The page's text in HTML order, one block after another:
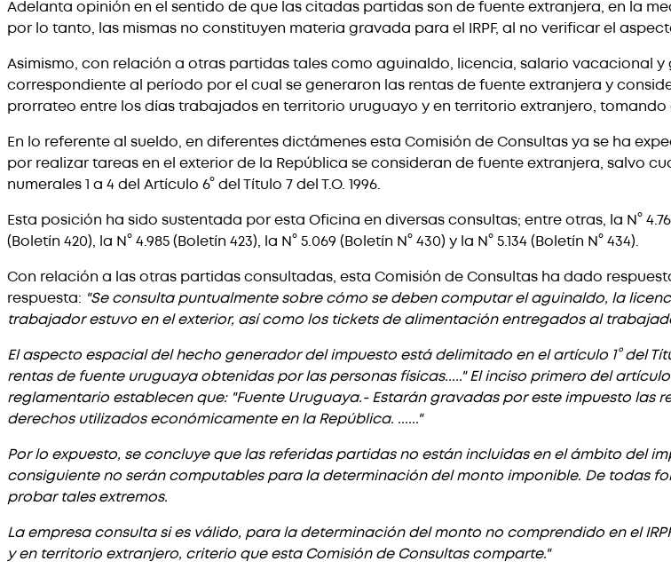
Adelanta opinión en el sentido de que las citadas partidas son de fuente extranjera, en la
por lo tanto, las mismas no constituyen materia gravada para el IRPF, al no verificar el
Asimismo, con relación a otras partidas tales como aguinaldo, licencia, salario vacacional
correspondiente al período por el cual se generaron las rentas de fuente extranjera y
prorrateo entre los días trabajados en territorio uruguayo y en territorio extranjero,
En lo referente al sueldo, en diferentes dictámenes esta Comisión de Consultas ya se ha
por realizar tareas en el exterior de la República se consideran de fuente extranjera, salvo
numerales 1 a 4 del Artículo 6° del Título 7 del T.O. 1996.
Esta posición ha sido sustentada por esta Oficina en diversas consultas; entre otras, la N° 4.768
(Boletín 420), la N° 4.985 (Boletín 423), la N° 5.069 (Boletín N° 430) y la N° 5.134 (Boletín N° 434).
Con relación a las otras partidas consultadas, esta Comisión de Consultas ha dado
respuesta: "Se consulta puntualmente sobre cómo se deben computar el aguinaldo, la
trabajador estuvo en el exterior, así como los tickets de alimentación entregados al
El aspecto espacial del hecho generador del impuesto está delimitado en el artículo 1° del
rentas de fuente uruguaya obtenidas por las personas físicas....." El inciso primero del
reglamentario establecen que: "Fuente Uruguaya.- Estarán gravadas por este impuesto
derechos utilizados económicamente en la República. ......"
Por lo expuesto, se concluye que las referidas partidas no están incluidas en el ámbito del
consiguiente no serán computables para la determinación del monto imponible. De todas
probar tales extremos.
La empresa consulta si es válido, para la determinación del monto no comprendido en el
y en territorio extranjero, criterio que esta Comisión de Consultas comparte."